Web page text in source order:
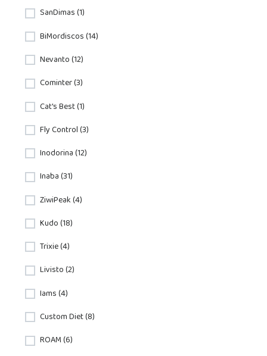
SanDimas (1)
BiMordiscos (14)
Nevanto (12)
Cominter (3)
Cat's Best (1)
Fly Control (3)
Inodorina (12)
Inaba (31)
ZiwiPeak (4)
Kudo (18)
Trixie (4)
Livisto (2)
Iams (4)
Custom Diet (8)
ROAM (6)